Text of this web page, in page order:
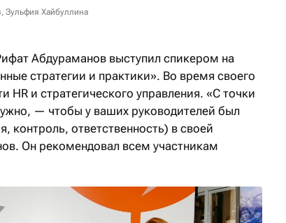
Зульфия Хайбуллина
Абдураманов выступил спикером на
стратегии и практики». Во время своего
HR и стратегического управления. «С точки
— чтобы у ваших руководителей был
контроль, ответственность) в своей
Он рекомендовал всем участникам